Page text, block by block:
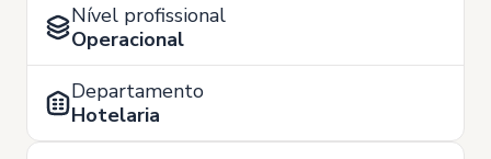
Nível profissional
Operacional
Departamento
Hotelaria